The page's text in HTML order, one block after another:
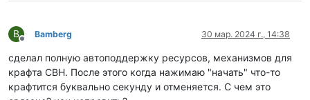
B
Не в сети
Bamberg 30 мар. 2024 г., 14:38
сделал полную автоподдержку ресурсов, механизмов для
крафта СВН. После этого когда нажимаю "начать" что-то
крафтится буквально секунду и отменяется. С чем это